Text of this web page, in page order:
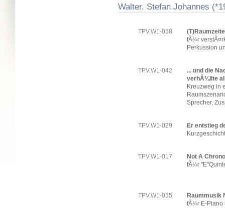
Walter, Stefan Johannes
TPV.W1-058
fÃ¼r
Perkussion
TPV.W1-042
... und die
verhÃ¼llte
Kreuzweg in
Sprecher,
TPV.W1-029
Er entstieg
TPV.W1-017
Not A
fÃ¼r
TPV.W1-055
Raummusik
fÃ¼r E-Piano